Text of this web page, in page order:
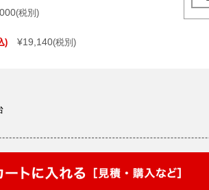
(税別)
) ¥19,140(税別)